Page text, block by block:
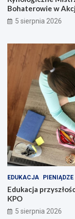
Bohaterowie w
5 sierpnia 2026
EDUKACJA PIENIĄDZE
Edukacja
KPO
5 sierpnia 2026